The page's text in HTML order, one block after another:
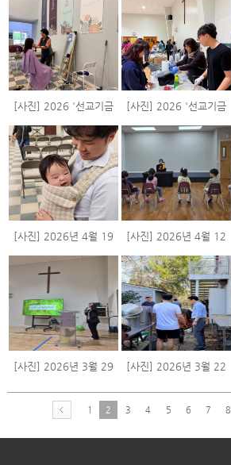
일 주일 스케치 일 주일 스케치
[사진] 2026 '선교기금
마련을 위한 바자회' (2)
[사진] 2026 '선교기금
마련을 위한 바자회' (1)
[사진] 2026년 4월 19
일 주일 스케치
[사진] 2026년 4월 12
일 주일 스케치
[사진] 2026년 3월 29
일 주일 스케치
[사진] 2026년 3월 22
1 2 3 4 5 6 7 8